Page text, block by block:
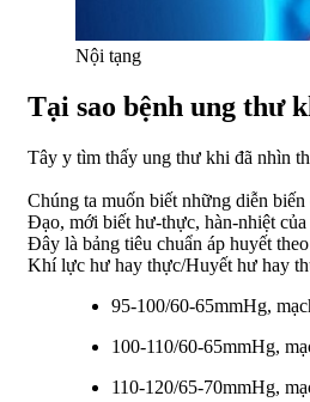
Nội tạng
Tại sao bệnh ung thư
Tây y tìm thấy ung thư khi đã nhìn
Chúng ta muốn biết những diễn
Đạo, mới biết hư-thực, hàn-nhiệt
Đây là bảng tiêu chuẩn áp huyết
Khí lực hư hay thực/Huyết hư hay
95-100/60-65mmHg,
100-110/60-65mmHg,
110-120/65-70mmHg,